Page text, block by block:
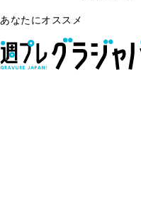
あなたにオススメ